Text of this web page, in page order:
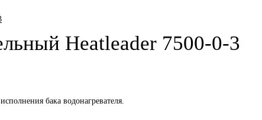
Heatleader 7500-0-3
бака водонагревателя.